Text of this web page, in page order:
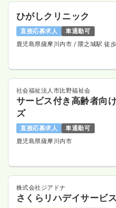
ひがしクリニック
直接応募求人
車通勤可
鹿児島県薩摩川内市 / 隈之城駅 徒
社会福祉法人市比野福祉会
サービス付き高齢者向
ズ
直接応募求人
車通勤可
鹿児島県薩摩川内市
株式会社ジアドナ
さくらリハデイサービス